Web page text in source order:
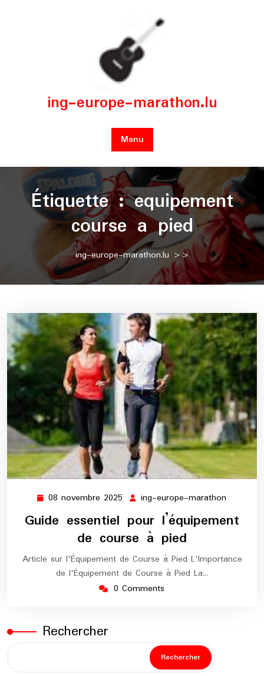
ing-europe-marathon.lu
Menu
Étiquette :equipement
course a pied
ing-europe-marathon.lu >>
08 novembre 2025 08
2025
ing-europe-marathon
europe-
marathon
Guide essentiel pour l’équipement
de course à pied
Article sur l'Équipement de Course à Pied L'Importance
de l'Équipement de Course à Pied La…
0 Comments
Rechercher
Rechercher